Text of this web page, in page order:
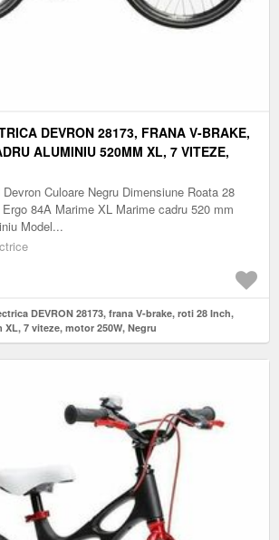
DEVRON 28173, FRANA V-BRAKE,
ALUMINIU 520MM XL, 7 VITEZE,
Culoare Negru Dimensiune Roata 28
84A Marime XL Marime cadru 520 mm
Model...
DEVRON 28173, frana V-brake, roti 28 Inch,
7 viteze, motor 250W, Negru